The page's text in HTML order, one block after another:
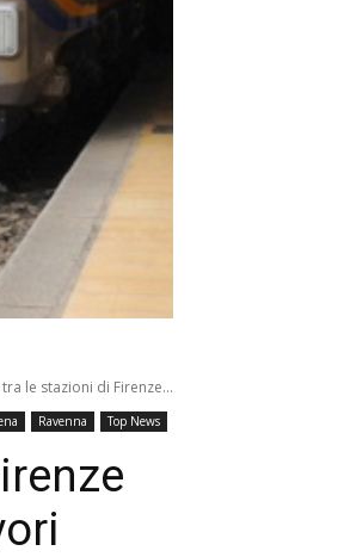
le stazioni di Firenze...
Ravenna Top News